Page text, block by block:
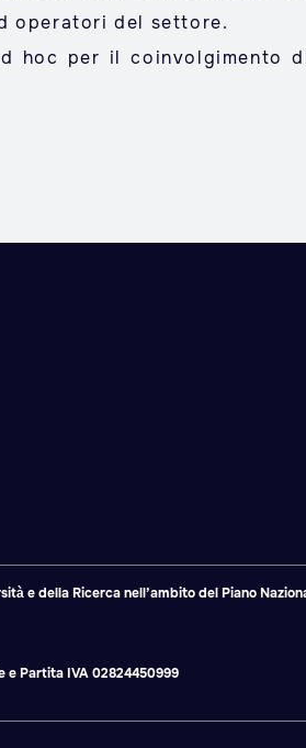
operatori del settore.
hoc per il coinvolgimento
e della Ricerca nell’ambito del Piano
e Partita IVA 02824450999